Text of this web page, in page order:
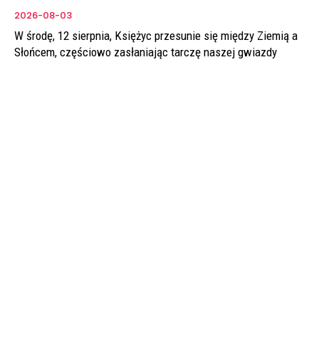
2026-08-03
W środę, 12 sierpnia, Księżyc przesunie się między Ziemią a
Słońcem, częściowo zasłaniając tarczę naszej gwiazdy